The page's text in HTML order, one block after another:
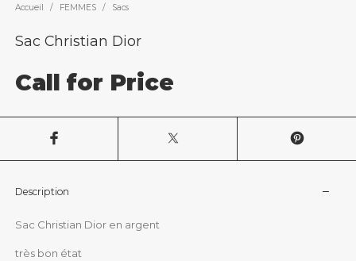
Accueil / FEMMES / Sacs
Sac Christian Dior
Call for Price
Description
Sac Christian Dior en argent
très bon état